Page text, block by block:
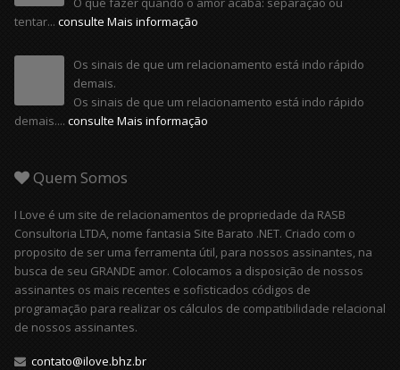
tentar... consulte Mais informação
Os sinais de que um relacionamento está indo rápido
demais.
Os sinais de que um relacionamento está indo rápido
demais.... consulte Mais informação
Quem Somos
I Love é um site de relacionamentos de propriedade da RASB
Consultoria LTDA, nome fantasia Site Barato .NET. Criado com o
proposito de ser uma ferramenta útil, para nossos assinantes, na
busca de seu GRANDE amor. Colocamos a disposição de nossos
assinantes os mais recentes e sofisticados códigos de
programação para realizar os cálculos de compatibilidade relacional
de nossos assinantes.
contato@ilove.bhz.br